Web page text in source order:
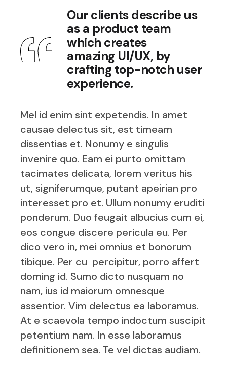
Our clients describe us
as a product team
which creates
amazing UI/UX, by
crafting top-notch user
experience.
Mel id enim sint expetendis. In amet
causae delectus sit, est timeam
dissentias et. Nonumy e singulis
invenire quo. Eam ei purto omittam
tacimates delicata, lorem veritus his
ut, signiferumque, putant apeirian pro
interesset pro et. Ullum nonumy eruditi
ponderum. Duo feugait albucius cum ei,
eos congue discere pericula eu. Per
dico vero in, mei omnius et bonorum
tibique. Per cu percipitur, porro affert
doming id. Sumo dicto nusquam no
nam, ius id maiorum omnesque
assentior. Vim delectus ea laboramus.
At e scaevola tempo indoctum suscipit
petentium nam. In esse laboramus
definitionem sea. Te vel dictas audiam.